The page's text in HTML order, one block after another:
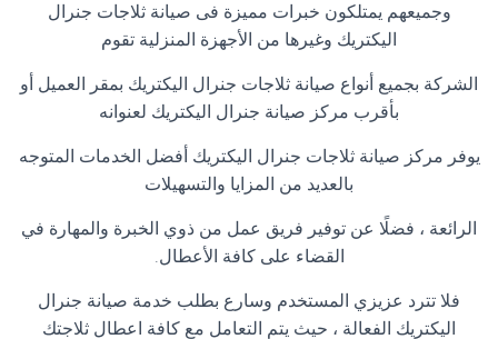
وجميعهم يمتلكون خبرات مميزة فى صيانة ثلاجات جنرال
اليكتريك وغيرها من الأجهزة المنزلية تقوم
الشركة بجميع أنواع صيانة ثلاجات جنرال اليكتريك بمقر العميل أو
بأقرب مركز صيانة جنرال اليكتريك لعنوانه
يوفر مركز صيانة ثلاجات جنرال اليكتريك أفضل الخدمات المتوجه
بالعديد من المزايا والتسهيلات
الرائعة ، فضلًا عن توفير فريق عمل من ذوي الخبرة والمهارة في
القضاء على كافة الأعطال.
فلا تترد عزيزي المستخدم وسارع بطلب خدمة صيانة جنرال
اليكتريك الفعالة ، حيث يتم التعامل مع كافة اعطال ثلاجتك